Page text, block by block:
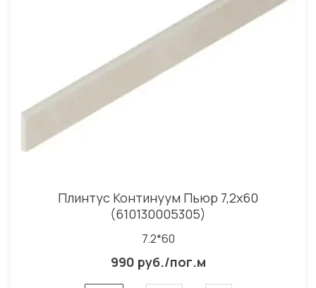
Плинтус Континуум Пьюр 7,2x60
(610130005305)
7.2*60
990 руб./пог.м